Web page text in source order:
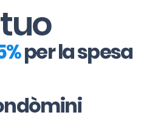
per la spesa